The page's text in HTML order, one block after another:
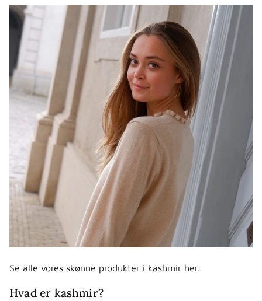
Se alle vores skønne produkter i kashmir her.
Hvad er kashmir?